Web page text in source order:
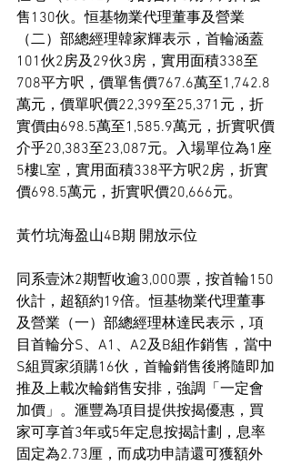
售130伙。恒基物業代理董事及營業
（二）部總經理韓家輝表示，首輪涵蓋
101伙2房及29伙3房，實用面積338至
708平方呎，價單售價767.6萬至1,742.8
萬元，價單呎價22,399至25,371元，折
實價由698.5萬至1,585.9萬元，折實呎價
介乎20,383至23,087元。入場單位為1座
5樓L室，實用面積338平方呎2房，折實
價698.5萬元，折實呎價20,666元。
黃竹坑海盈山4B期 開放示位
同系壹沐2期暫收逾3,000票，按首輪150
伙計，超額約19倍。恒基物業代理董事
及營業（一）部總經理林達民表示，項
目首輪分S、A1、A2及B組作銷售，當中
S組買家須購16伙，首輪銷售後將隨即加
推及上載次輪銷售安排，強調「一定會
加價」。滙豐為項目提供按揭優惠，買
家可享首3年或5年定息按揭計劃，息率
固定為2.73厘，而成功申請還可獲額外